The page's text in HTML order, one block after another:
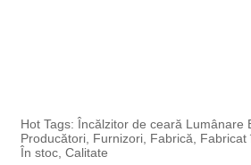
Hot Tags: Încălzitor de ceară Lumânare
Producători, Furnizori, Fabrică, Fabricat
În stoc, Calitate